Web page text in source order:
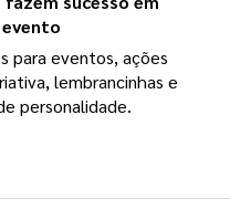
para eventos, ações
lembrancinhas e
personalidade.